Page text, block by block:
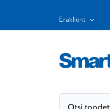
Eraklient